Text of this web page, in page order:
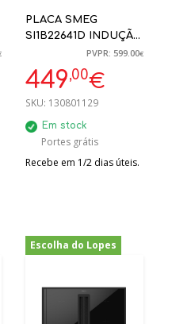
PLACA SMEG
SI1B22641D INDUÇÃO
MUSA PRETA 4
ZONAS 60CM
PVPR: 599.00€
449,00€
SKU: 130801129
Em stock
Portes grátis
Recebe em 1/2 dias úteis.
Escolha do Lopes